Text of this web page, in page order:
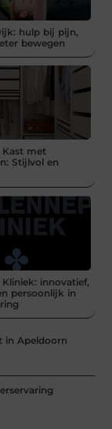
hulp bij pijn,
bewegen
Kast met
Stijlvol en
innovatief,
persoonlijk in
in Apeldoorn